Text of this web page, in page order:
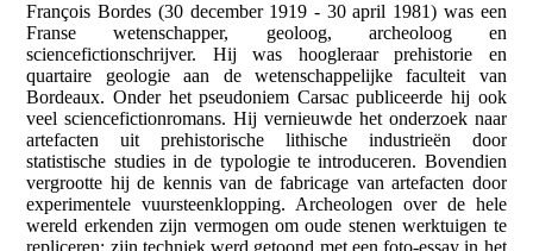
François Bordes (30 december 1919 - 30 april 1981) was een
Franse wetenschapper, geoloog, archeoloog en
sciencefictionschrijver. Hij was hoogleraar prehistorie en
quartaire geologie aan de wetenschappelijke faculteit van
Bordeaux. Onder het pseudoniem Carsac publiceerde hij ook
veel sciencefictionromans. Hij vernieuwde het onderzoek naar
artefacten uit prehistorische lithische industrieën door
statistische studies in de typologie te introduceren. Bovendien
vergrootte hij de kennis van de fabricage van artefacten door
experimentele vuursteenklopping. Archeologen over de hele
wereld erkenden zijn vermogen om oude stenen werktuigen te